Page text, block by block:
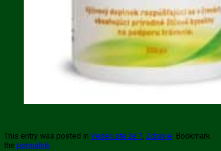
This entry was posted in Vedeli ste že ?, Zdravie. Bookmark
the permalink.